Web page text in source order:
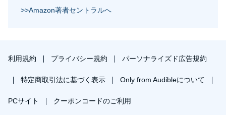
>>Amazon著者セントラルへ
利用規約 プライバシー規約 パーソナライズド広告規約
特定商取引法に基づく表示 Only from Audibleについて
PCサイト クーポンコードのご利用